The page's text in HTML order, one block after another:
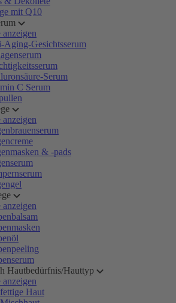
mit Q10
Aging-Gesichtsserum
Serum
C Serum
& -pads
Hautbedürfnis/Hauttyp
Haut